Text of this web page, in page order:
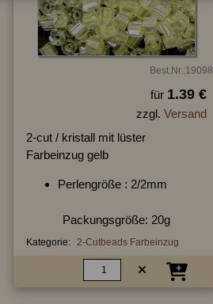
Best.Nr.:19098
für 1.39 €
zzgl. Versand
2-cut / kristall mit lüster
Farbeinzug gelb
Perlengröße : 2/2mm
Packungsgröße: 20g
Kategorie: 2-Cutbeads Farbeinzug